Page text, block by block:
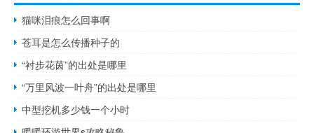
猫咪泪痕怎么回事啊
苍耳是怎么传播种子的
“衬步花茵”的出处是哪里
“万里风波一叶舟”的出处是哪里
中型挖机多少钱一个小时